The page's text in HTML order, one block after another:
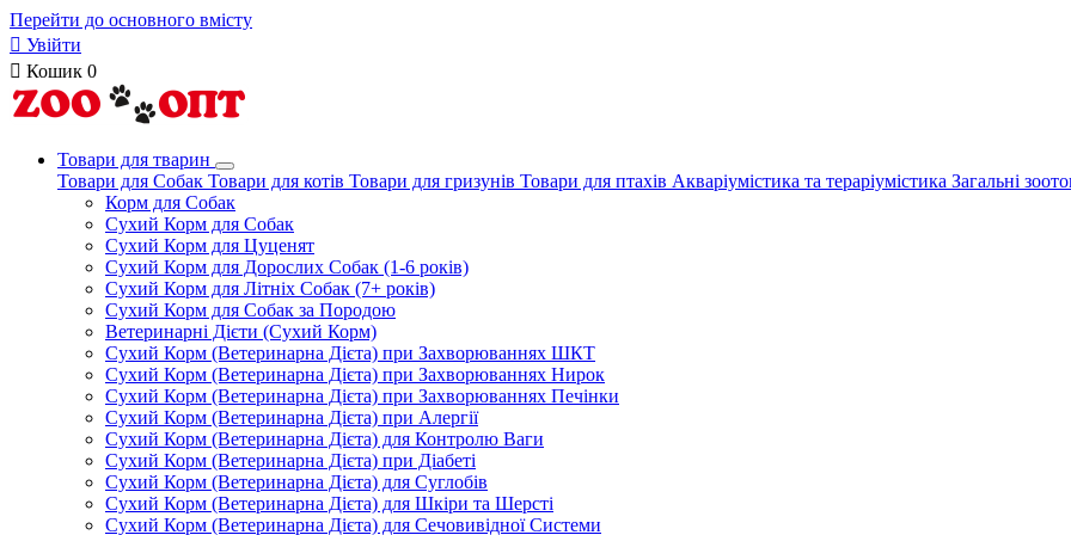
Перейти до основного вмісту
 Увійти
 Кошик 0
Товари для тварин
Товари для Собак Товари для котів Товари для гризунів Товари для птахів Акваріумістика та тераріумістика Загальні
Корм для Собак
Сухий Корм для Собак
Сухий Корм для Цуценят
Сухий Корм для Дорослих Собак (1-6 років)
Сухий Корм для Літніх Собак (7+ років)
Сухий Корм для Собак за Породою
Ветеринарні Дієти (Сухий Корм)
Сухий Корм (Ветеринарна Дієта) при Захворюваннях ШКТ
Сухий Корм (Ветеринарна Дієта) при Захворюваннях Нирок
Сухий Корм (Ветеринарна Дієта) при Захворюваннях Печінки
Сухий Корм (Ветеринарна Дієта) при Алергії
Сухий Корм (Ветеринарна Дієта) для Контролю Ваги
Сухий Корм (Ветеринарна Дієта) при Діабеті
Сухий Корм (Ветеринарна Дієта) для Суглобів
Сухий Корм (Ветеринарна Дієта) для Шкіри та Шерсті
Сухий Корм (Ветеринарна Дієта) для Сечовивідної Системи